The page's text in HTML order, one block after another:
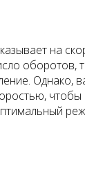
на
оборотов,
Однако,
чтобы